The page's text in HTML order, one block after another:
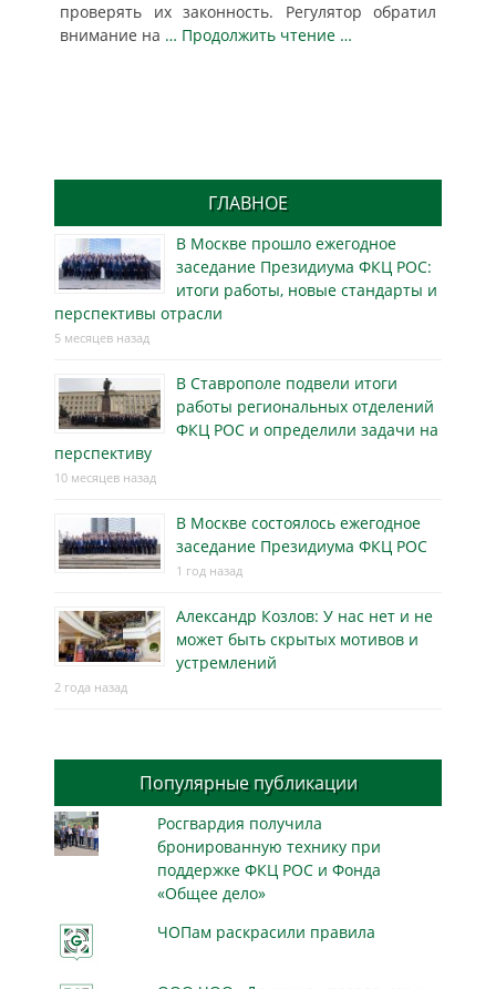
проверять их законность. Регулятор обратил
внимание на … Продолжить чтение …
ГЛАВНОЕ
В Москве прошло ежегодное
заседание Президиума ФКЦ РОС:
итоги работы, новые стандарты и
перспективы отрасли
5 месяцев назад
В Ставрополе подвели итоги
работы региональных отделений
ФКЦ РОС и определили задачи на
перспективу
10 месяцев назад
В Москве состоялось ежегодное
заседание Президиума ФКЦ РОС
1 год назад
Александр Козлов: У нас нет и не
может быть скрытых мотивов и
устремлений
2 года назад
Популярные публикации
Росгвардия получила
бронированную технику при
поддержке ФКЦ РОС и Фонда
«Общее дело»
ЧОПам раскрасили правила